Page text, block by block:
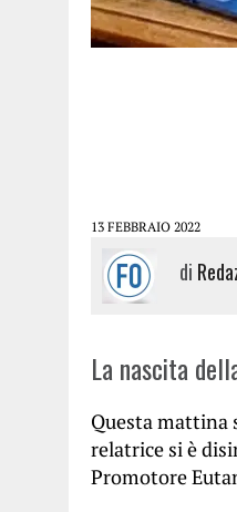
13 FEBBRAIO 2022
di
La nascita
Questa mattina
relatrice si è
Promotore